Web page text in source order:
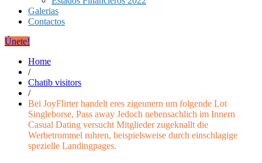
Galerias
Contactos
Únete!
Home
/
Chatib visitors
/
Bei JoyFlirter handelt eres zigeunern um folgende Lot
Singleborse, Pass away Jedoch nebensachlich im Innern
Casual Dating versucht Mitglieder zugeknallt die
Werbetrommel ruhren, beispielsweise durch einschlagige
spezielle Landingpages.